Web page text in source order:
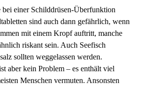
bei einer Schilddrüsen-Überfunktion
sind auch dann gefährlich, wenn
mit einem Kropf auftritt, manche
riskant sein. Auch Seefisch
sollten weggelassen werden.
aber kein Problem – es enthält viel
Menschen vermuten. Ansonsten